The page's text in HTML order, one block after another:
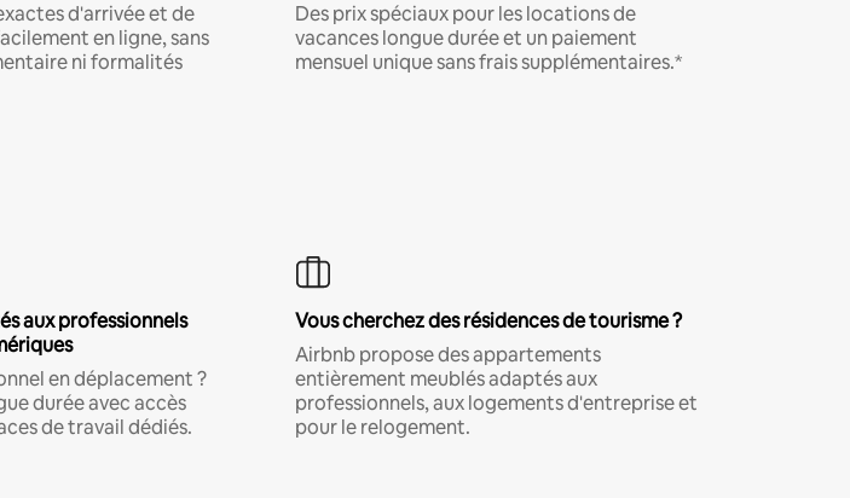
d'arrivée et de
en ligne, sans
ni formalités
Des prix spéciaux pour les locations de
vacances longue durée et un paiement
mensuel unique sans frais supplémentaires.*
aux professionnels
en déplacement ?
durée avec accès
de travail dédiés.
Vous cherchez des résidences de tourisme ?
Airbnb propose des appartements
entièrement meublés adaptés aux
professionnels, aux logements d'entreprise et
pour le relogement.